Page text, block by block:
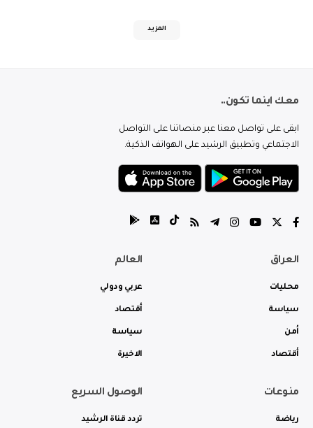
المزيد
معك اينما تكون..
ابقى على تواصل معنا عبر منصاتنا على التواصل
الاجتماعي وتطبيق الرشيد على الهواتف الذكية.
العراق
محليات
سياسة
أمن
أقتصاد
العالم
عربي ودولي
أقتصاد
سياسة
الاخيرة
منوعات
رياضة
الوصول السريع
تردد قناة الرشيد